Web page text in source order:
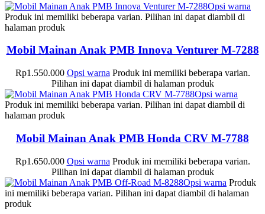
Opsi warna
Produk ini memiliki beberapa varian. Pilihan ini dapat diambil di
halaman produk
Mobil Mainan Anak PMB Innova Venturer M-7288
Rp1.550.000 Opsi warna Produk ini memiliki beberapa varian.
Pilihan ini dapat diambil di halaman produk
Opsi warna
Produk ini memiliki beberapa varian. Pilihan ini dapat diambil di
halaman produk
Mobil Mainan Anak PMB Honda CRV M-7788
Rp1.650.000 Opsi warna Produk ini memiliki beberapa varian.
Pilihan ini dapat diambil di halaman produk
Opsi warna Produk
ini memiliki beberapa varian. Pilihan ini dapat diambil di halaman
produk